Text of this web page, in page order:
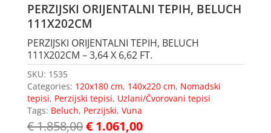
PERZIJSKI ORIJENTALNI TEPIH, BELUCH
111X202CM
PERZIJSKI ORIJENTALNI TEPIH, BELUCH
111X202CM – 3,64 X 6,62 FT.
SKU: 1535
Categories: 120x180 cm, 140x220 cm, Nomadski
tepisi, Perzijski tepisi, Uzlani/Čvorovani tepisi
Tags: Beluch, Perzijski, Vuna
€1.858,00€1.061,00